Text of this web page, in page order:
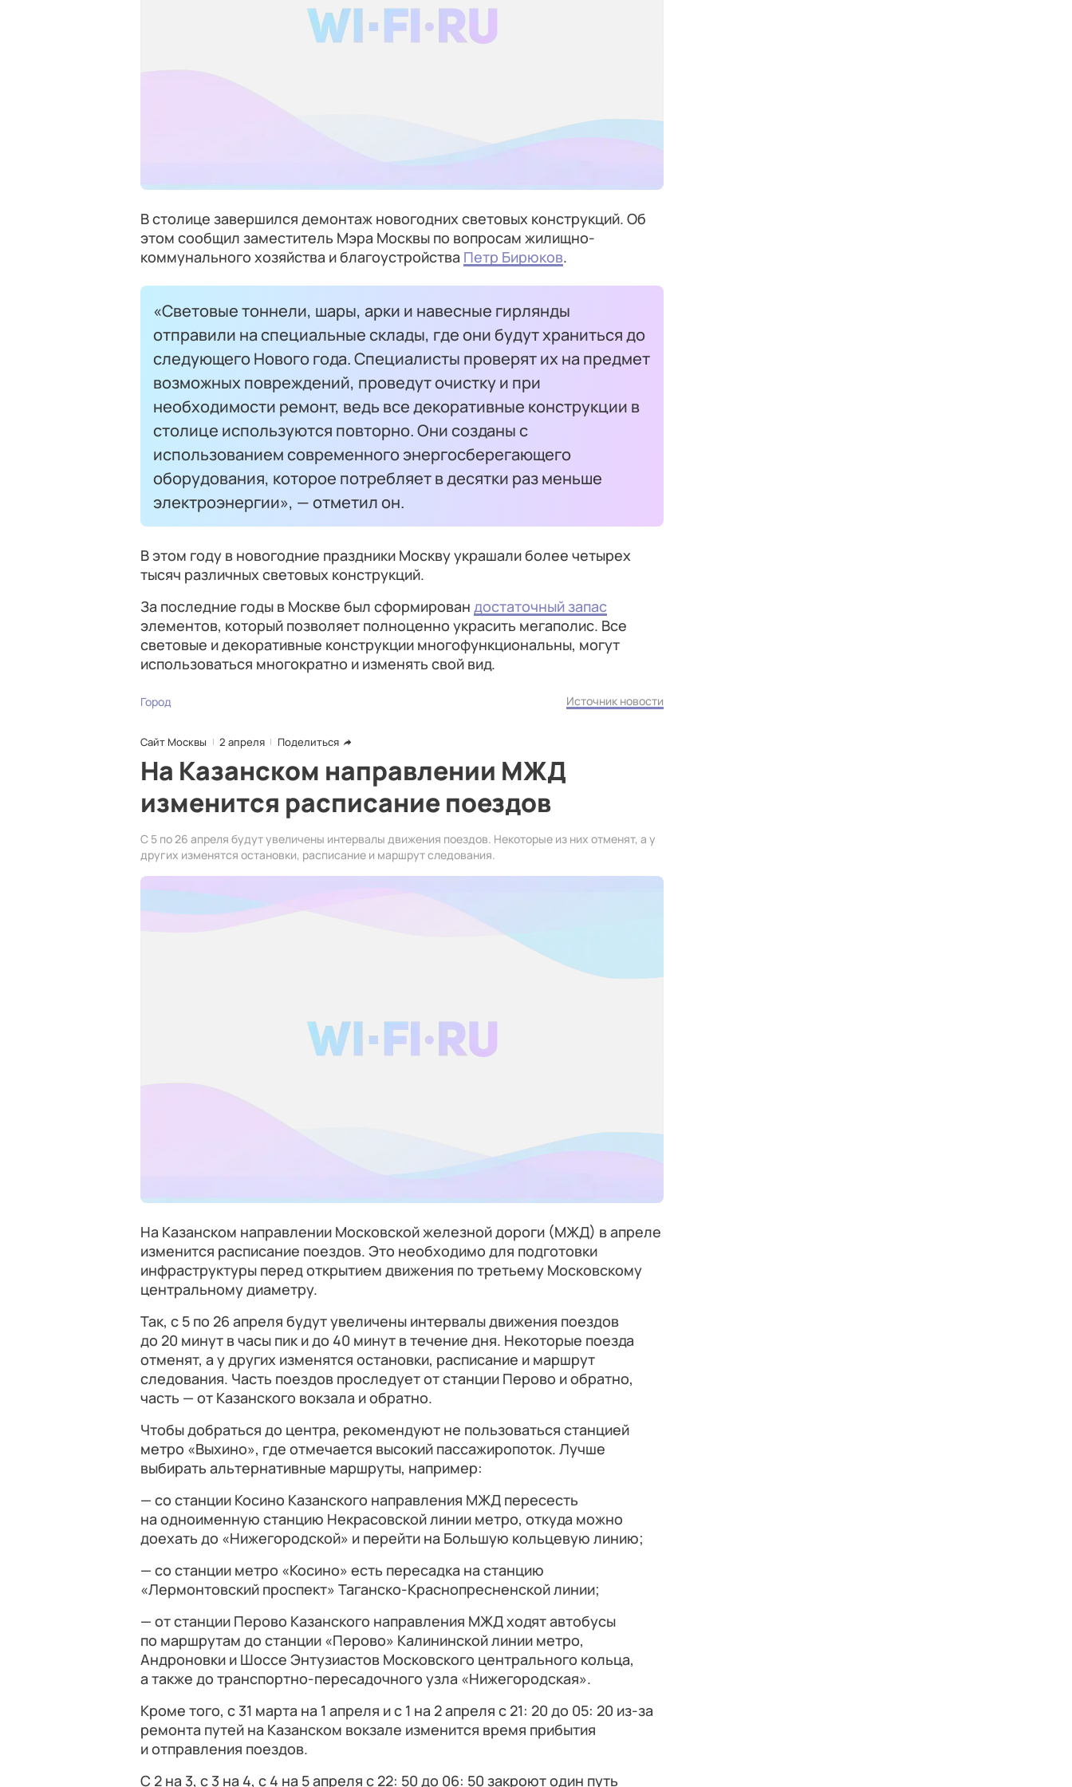
В столице завершился демонтаж новогодних световых конструкций. Об
этом сообщил заместитель Мэра Москвы по вопросам жилищно-
коммунального хозяйства и благоустройства Петр Бирюков.
«Световые тоннели, шары, арки и навесные гирлянды
отправили на специальные склады, где они будут храниться до
следующего Нового года. Специалисты проверят их на предмет
возможных повреждений, проведут очистку и при
необходимости ремонт, ведь все декоративные конструкции в
столице используются повторно. Они созданы с
использованием современного энергосберегающего
оборудования, которое потребляет в десятки раз меньше
электроэнергии», — отметил он.
В этом году в новогодние праздники Москву украшали более четырех
тысяч различных световых конструкций.
За последние годы в Москве был сформирован достаточный запас
элементов, который позволяет полноценно украсить мегаполис. Все
световые и декоративные конструкции многофункциональны, могут
использоваться многократно и изменять свой вид.
Город Источник новости
Сайт Москвы 2 апреля Поделиться
На Казанском направлении МЖД
изменится расписание поездов
С 5 по 26 апреля будут увеличены интервалы движения поездов. Некоторые из них отменят, а у
других изменятся остановки, расписание и маршрут следования.
На Казанском направлении Московской железной дороги (МЖД) в апреле
изменится расписание поездов. Это необходимо для подготовки
инфраструктуры перед открытием движения по третьему Московскому
центральному диаметру.
Так, с 5 по 26 апреля будут увеличены интервалы движения поездов
до 20 минут в часы пик и до 40 минут в течение дня. Некоторые поезда
отменят, а у других изменятся остановки, расписание и маршрут
следования. Часть поездов проследует от станции Перово и обратно,
часть — от Казанского вокзала и обратно.
Чтобы добраться до центра, рекомендуют не пользоваться станцией
метро «Выхино», где отмечается высокий пассажиропоток. Лучше
выбирать альтернативные маршруты, например:
— со станции Косино Казанского направления МЖД пересесть
на одноименную станцию Некрасовской линии метро, откуда можно
доехать до «Нижегородской» и перейти на Большую кольцевую линию;
— со станции метро «Косино» есть пересадка на станцию
«Лермонтовский проспект» Таганско-Краснопресненской линии;
— от станции Перово Казанского направления МЖД ходят автобусы
по маршрутам до станции «Перово» Калининской линии метро,
Андроновки и Шоссе Энтузиастов Московского центрального кольца,
а также до транспортно-пересадочного узла «Нижегородская».
Кроме того, с 31 марта на 1 апреля и с 1 на 2 апреля с 21: 20 до 05: 20 из-за
ремонта путей на Казанском вокзале изменится время прибытия
и отправления поездов.
С 2 на 3, с 3 на 4, с 4 на 5 апреля с 22: 50 до 06: 50 закроют один путь